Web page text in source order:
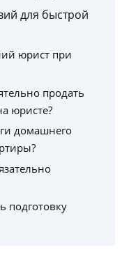
для быстрой
юрист при
продать
юристе?
домашнего
подготовку